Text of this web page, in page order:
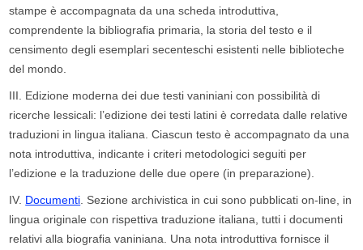
stampe è accompagnata da una scheda introduttiva,
comprendente la bibliografia primaria, la storia del testo e il
censimento degli esemplari secenteschi esistenti nelle biblioteche
del mondo.
III.
Edizione moderna dei due testi vaniniani con possibilità di
ricerche lessicali: l’edizione dei testi latini è corredata dalle relative
traduzioni in lingua italiana. Ciascun testo è accompagnato da una
nota introduttiva, indicante i criteri metodologici seguiti per
l’edizione e la traduzione delle due opere (in preparazione).
IV. Documenti . Sezione archivistica in cui sono pubblicati on-line, in
lingua originale con rispettiva traduzione italiana, tutti i documenti
relativi alla biografia vaniniana. Una nota introduttiva fornisce il